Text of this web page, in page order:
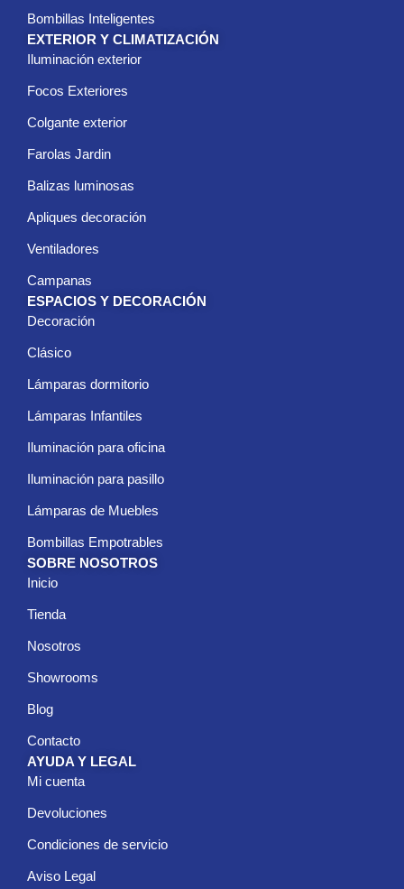
Bombillas Inteligentes
EXTERIOR Y CLIMATIZACIÓN
Iluminación exterior
Focos Exteriores
Colgante exterior
Farolas Jardin
Balizas luminosas
Apliques decoración
Ventiladores
Campanas
ESPACIOS Y DECORACIÓN
Decoración
Clásico
Lámparas dormitorio
Lámparas Infantiles
Iluminación para oficina
Iluminación para pasillo
Lámparas de Muebles
Bombillas Empotrables
SOBRE NOSOTROS
Inicio
Tienda
Nosotros
Showrooms
Blog
Contacto
AYUDA Y LEGAL
Mi cuenta
Devoluciones
Condiciones de servicio
Aviso Legal